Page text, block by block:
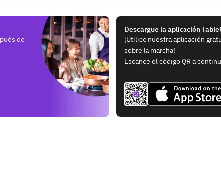
de
Descargue la aplicación
¡Utilice nuestra aplicación
sobre la marcha!
Escanee el código QR a